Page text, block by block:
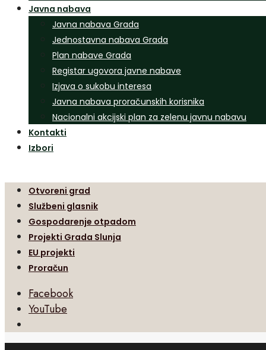
Javna nabava
Javna nabava Grada
Jednostavna nabava Grada
Plan nabave Grada
Registar ugovora javne nabave
Izjava o sukobu interesa
Javna nabava proračunskih korisnika
Nacionalni akcijski plan za zelenu javnu nabavu
Kontakti
Izbori
Otvoreni grad
Službeni glasnik
Gospodarenje otpadom
Projekti Grada Slunja
EU projekti
Proračun
Facebook
YouTube
Search